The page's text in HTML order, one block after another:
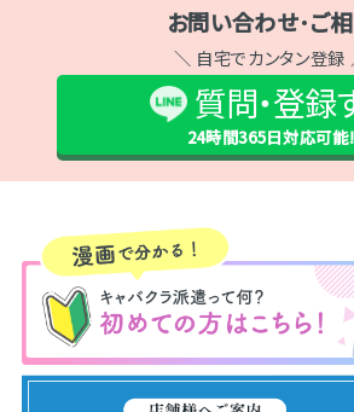
ーイさんもフレンドリーでしたので
すね＼（＾ｏ＾）／ あっ、ロッカー大
ましたが鍵なし、貴重品預かりだ
お問い合わせ･ご
＼ 自宅でカンタン登録
質問・登録
24時間365日対応可能!